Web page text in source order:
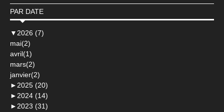
PAR DATE
▼ 2026 (7)
mai(2)
avril(1)
mars(2)
janvier(2)
► 2025 (20)
► 2024 (14)
► 2023 (31)